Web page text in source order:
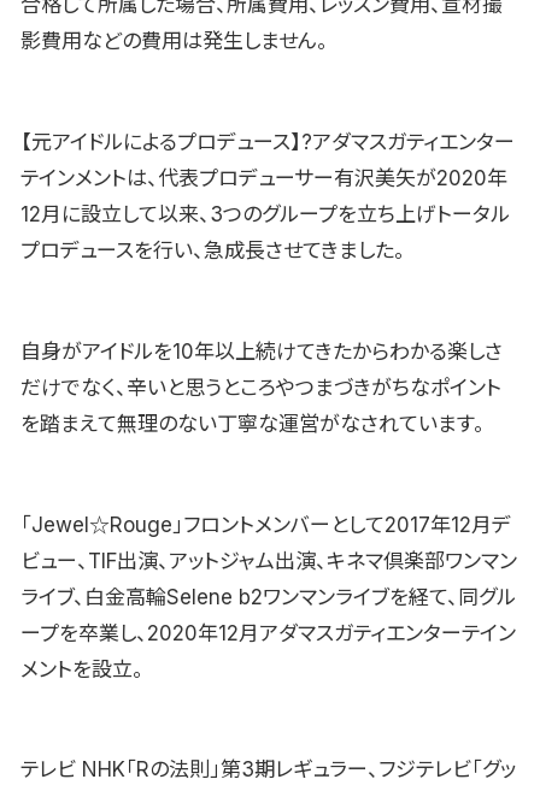
影費用などの費用は発生しません。
【元アイドルによるプロデュース】?アダマスガティエンター
テインメントは、代表プロデューサー有沢美矢が2020年
12月に設立して以来、3つのグループを立ち上げトータル
プロデュースを行い、急成長させてきました。
自身がアイドルを10年以上続けてきたからわかる楽しさ
だけでなく、辛いと思うところやつまづきがちなポイント
を踏まえて無理のない丁寧な運営がなされています。
「Jewel☆Rouge」フロントメンバーとして2017年12月デ
ビュー、TIF出演、アットジャム出演、キネマ倶楽部ワンマン
ライブ、白金高輪Selene b2ワンマンライブを経て、同グル
ープを卒業し、2020年12月アダマスガティエンターテイン
メントを設立。
テレビ NHK「Rの法則」第3期レギュラー、フジテレビ「グッ